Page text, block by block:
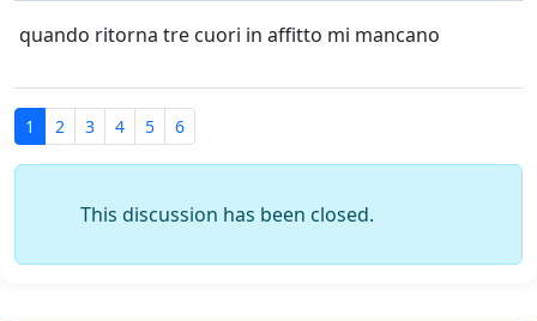
quando ritorna tre cuori in affitto mi mancano
1 2 3 4 5 6
This discussion has been closed.